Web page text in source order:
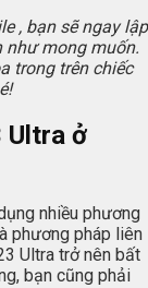
, bạn sẽ ngay lập
như mong muốn.
trong trên chiếc
Ultra ở
nhiều phương
phương pháp liên
Ultra trở nên bất
bạn cũng phải